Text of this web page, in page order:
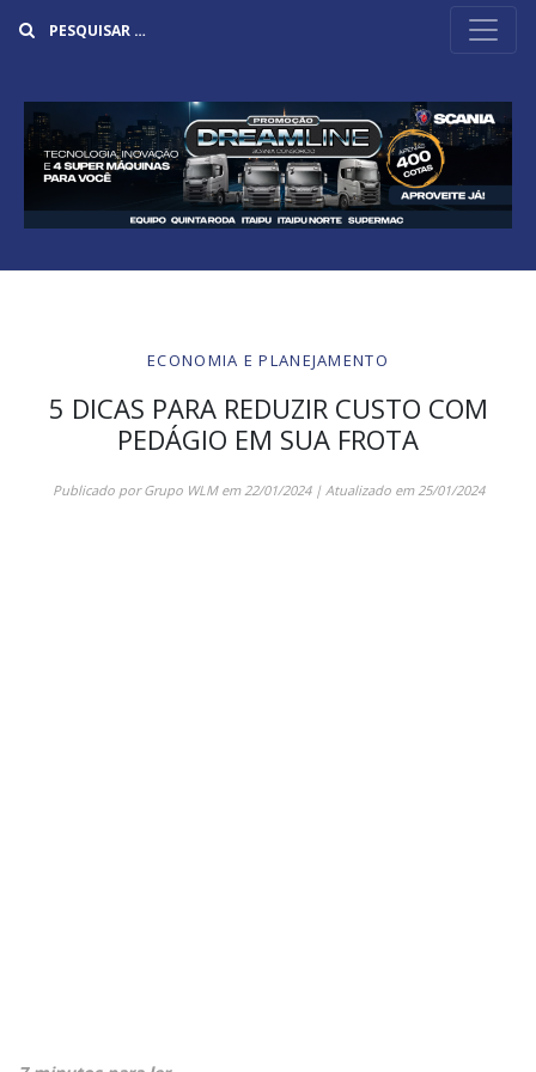
ECONOMIA E PLANEJAMENTO
5 DICAS PARA REDUZIR CUSTO COM
PEDÁGIO EM SUA FROTA
Publicado porGrupo WLMem22/01/2024| Atualizado em25/01/2024